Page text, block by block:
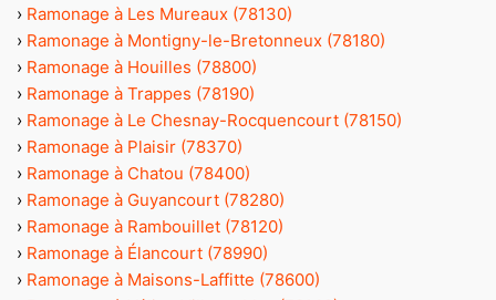
› Ramonage à Les Mureaux (78130)
› Ramonage à Montigny-le-Bretonneux (78180)
› Ramonage à Houilles (78800)
› Ramonage à Trappes (78190)
› Ramonage à Le Chesnay-Rocquencourt (78150)
› Ramonage à Plaisir (78370)
› Ramonage à Chatou (78400)
› Ramonage à Guyancourt (78280)
› Ramonage à Rambouillet (78120)
› Ramonage à Élancourt (78990)
› Ramonage à Maisons-Laffitte (78600)